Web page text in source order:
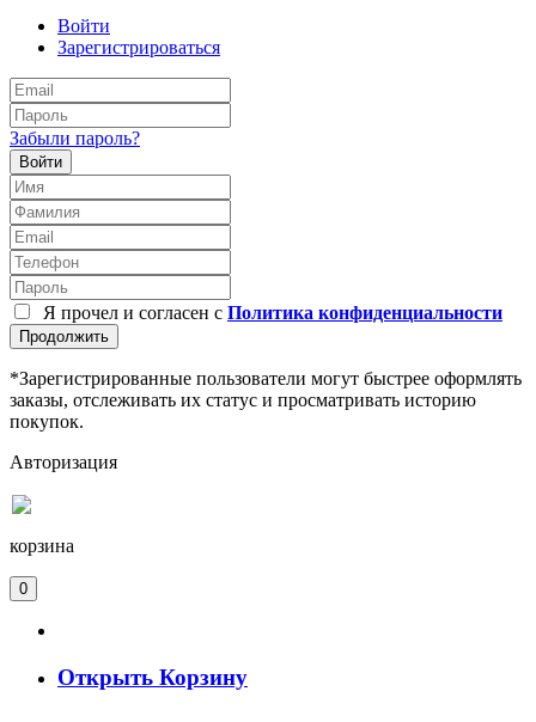
Войти
Зарегистрироваться
Забыли пароль?
Войти
Я прочел и согласен с Политика конфиденциальности
Продолжить
*Зарегистрированные пользователи могут быстрее оформлять
заказы, отслеживать их статус и просматривать историю
покупок.
Авторизация
корзина
0
Открыть Корзину